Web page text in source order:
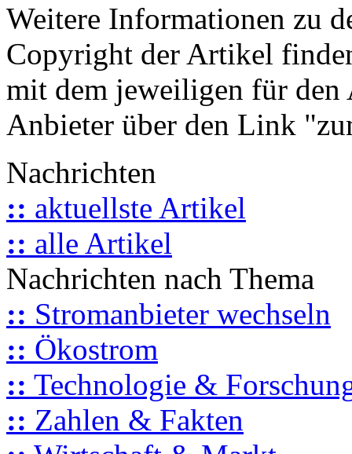
Weitere Informationen zu
Copyright der Artikel
mit dem jeweiligen für
Anbieter über den Link
Nachrichten
:: aktuellste Artikel
:: alle Artikel
Nachrichten nach Thema
:: Stromanbieter wechseln
:: Ökostrom
:: Technologie &
:: Zahlen & Fakten